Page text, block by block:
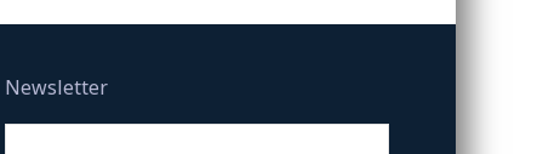
Newsletter